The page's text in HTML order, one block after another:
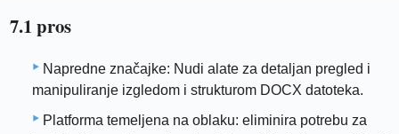
7.1 pros
Napredne značajke: Nudi alate za detaljan pregled i
manipuliranje izgledom i strukturom DOCX datoteka.
Platforma temeljena na oblaku: eliminira potrebu za